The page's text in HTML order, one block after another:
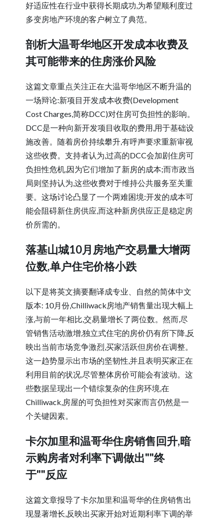
好适应性在行业中获得长期成功,为希望顺利度过
多变房地产环境的客户树立了典范。
剖析大温哥华地区开发成本收费及
其可能带来的住房涨价风险
这篇文章重点关注正在大温哥华地区不断升温的
一场辩论:新项目开发成本收费(Development
Cost Charges,简称DCC)对住房可负担性的影响。
DCC是一种向新开发项目收取的费用,用于基础设
施改善。随着房价持续攀升,有呼声要求重新审视
这些收费。支持者认为,过高的DCC会加剧住房可
负担性危机,因为它们增加了新房的成本;而市政当
局则坚持认为,这些收费对于维持公共服务至关重
要。这场讨论凸显了一个两难困境:开发的成本可
能会阻碍新住房供应,而这种新房供应正是稳定房
价所需的。
落基山城10月房地产交易量大增两
位数,单户住宅价格小跌
以下是将英文摘要翻译成专业、自然的简体中文
版本: 10月份,Chilliwack房地产销售量出现大幅上
涨,与前一年相比,交易量增长了两位数。然而,尽
管销售活动激增,独立式住宅的房价仍有所下降,反
映出当前市场竞争激烈,买家活跃但房价在调整。
这一趋势显示出市场的坚韧性,并且表明买家正在
利用目前的状况,尽管整体房价可能会有波动。这
些数据呈现出一个错综复杂的住房环境,在
Chilliwack,房屋的可负担性对买家而言仍然是一
个关键因素。
卡尔加里和温哥华住房销售回升,暗
示购房者对利率下调做出""终
于""反应
这篇文章报导了卡尔加里和温哥华的住房销售出
现显著增长,反映出买家开始对近期利率下调的举